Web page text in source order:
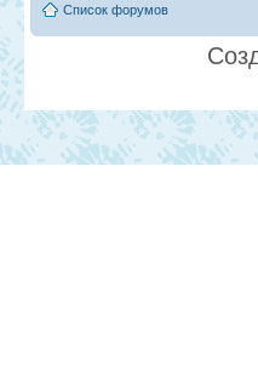
Список форумов